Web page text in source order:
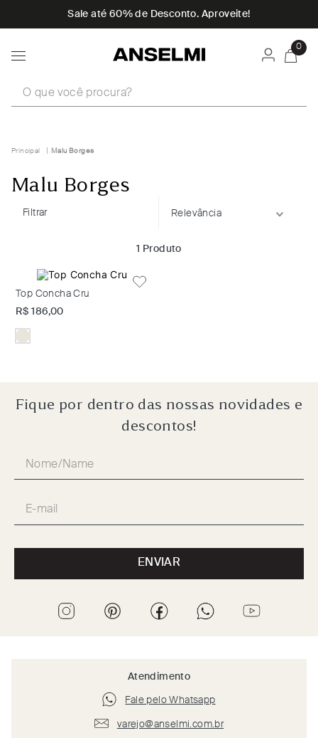
Sale até 60% de Desconto. Aproveite!
0
Malu Borges
Malu Borges
Filtrar Relevância
1 Produto
Top Concha Cru
R$ 186,00
Fique por dentro das nossas novidades e
descontos!
ENVIAR
Atendimento
Fale pelo Whatsapp
varejo@anselmi.com.br